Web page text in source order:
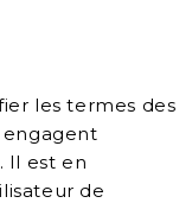
les termes des
engagent
Il est en
de